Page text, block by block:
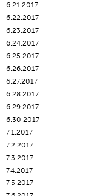
6.21.2017
6.22.2017
6.23.2017
6.24.2017
6.25.2017
6.26.2017
6.27.2017
6.28.2017
6.29.2017
6.30.2017
7.1.2017
7.2.2017
7.3.2017
7.4.2017
7.5.2017